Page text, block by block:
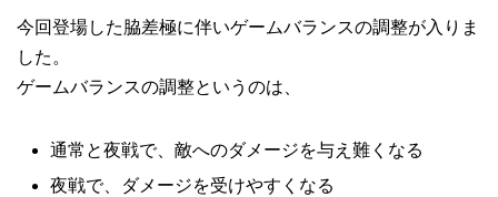
今回登場した脇差極に伴いゲームバランスの調整が入りま
した。
ゲームバランスの調整というのは、
通常と夜戦で、敵へのダメージを与え難くなる
夜戦で、ダメージを受けやすくなる